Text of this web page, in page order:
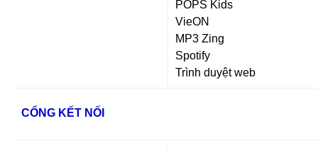
POPS Kids
VieON
MP3 Zing
Spotify
Trình duyệt web
CỔNG KẾT NỐI